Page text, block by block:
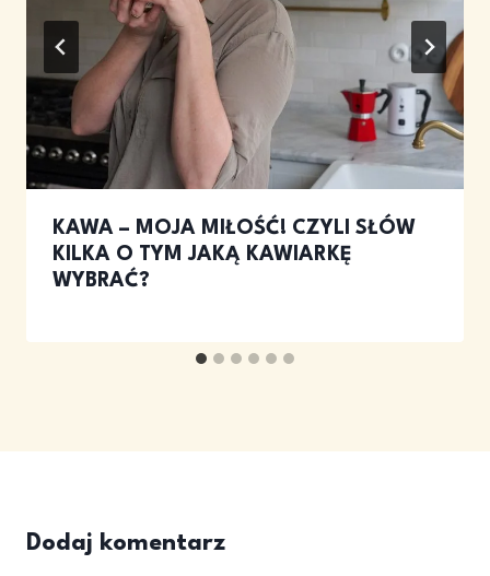
KAWA – MOJA MIŁOŚĆ! CZYLI SŁÓW
KILKA O TYM JAKĄ KAWIARKĘ
WYBRAĆ?
Dodaj komentarz